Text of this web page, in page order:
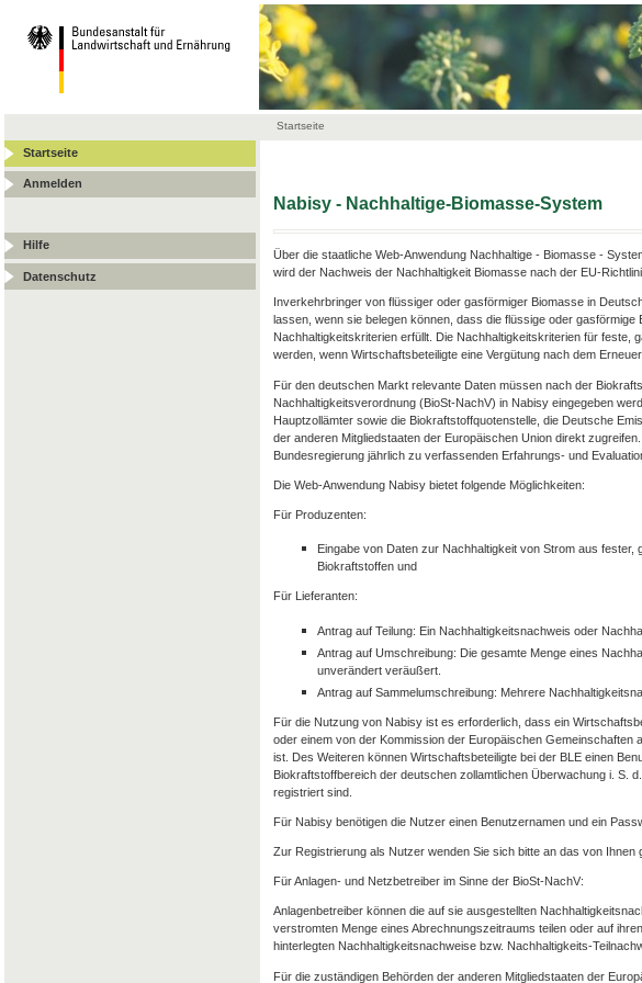
Startseite
Startseite
Anmelden
Hilfe
Datenschutz
Nabisy - Nachhaltige-Biomasse-System
Über die staatliche Web-Anwendung Nachhaltige - Biomasse -
wird der Nachweis der Nachhaltigkeit Biomasse nach der EU-
Inverkehrbringer von flüssiger oder gasförmiger Biomasse in
lassen, wenn sie belegen können, dass die flüssige oder
Nachhaltigkeitskriterien erfüllt. Die Nachhaltigkeitskriterien für
werden, wenn Wirtschaftsbeteiligte eine Vergütung nach dem
Für den deutschen Markt relevante Daten müssen nach der
Nachhaltigkeitsverordnung (BioSt-NachV) in Nabisy eingegeben
Hauptzollämter sowie die Biokraftstoffquotenstelle, die Deutsche
der anderen Mitgliedstaaten der Europäischen Union direkt
Bundesregierung jährlich zu verfassenden Erfahrungs- und
Die Web-Anwendung Nabisy bietet folgende Möglichkeiten:
Für Produzenten:
Eingabe von Daten zur Nachhaltigkeit von Strom aus
Biokraftstoffen und
Für Lieferanten:
Antrag auf Teilung: Ein Nachhaltigkeitsnachweis oder
Antrag auf Umschreibung: Die gesamte Menge eines
unverändert veräußert.
Antrag auf Sammelumschreibung: Mehrere
Für die Nutzung von Nabisy ist es erforderlich, dass ein
oder einem von der Kommission der Europäischen
ist. Des Weiteren können Wirtschaftsbeteiligte bei der BLE einen
Biokraftstoffbereich der deutschen zollamtlichen Überwachung i. S.
registriert sind.
Für Nabisy benötigen die Nutzer einen Benutzernamen und ein
Zur Registrierung als Nutzer wenden Sie sich bitte an das von Ihnen
Für Anlagen- und Netzbetreiber im Sinne der BioSt-NachV:
Anlagenbetreiber können die auf sie ausgestellten
verstromten Menge eines Abrechnungszeitraums teilen oder auf
hinterlegten Nachhaltigkeitsnachweise bzw. Nachhaltigkeits-
Für die zuständigen Behörden der anderen Mitgliedstaaten der